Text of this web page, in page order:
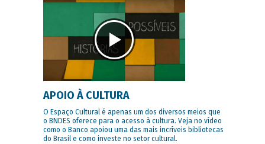
APOIO À CULTURA
O Espaço Cultural é apenas um dos diversos meios que
o BNDES oferece para o acesso à cultura. Veja no vídeo
como o Banco apoiou uma das mais incríveis bibliotecas
do Brasil e como investe no setor cultural.